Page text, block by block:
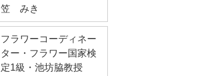
笠 みき
フラワーコーディネー
ター・フラワー国家検
定1級・池坊脇教授